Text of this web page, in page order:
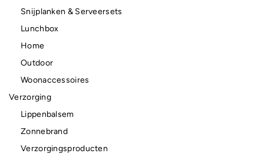
Snijplanken & Serveersets
Lunchbox
Home
Outdoor
Woonaccessoires
Verzorging
Lippenbalsem
Zonnebrand
Verzorgingsproducten